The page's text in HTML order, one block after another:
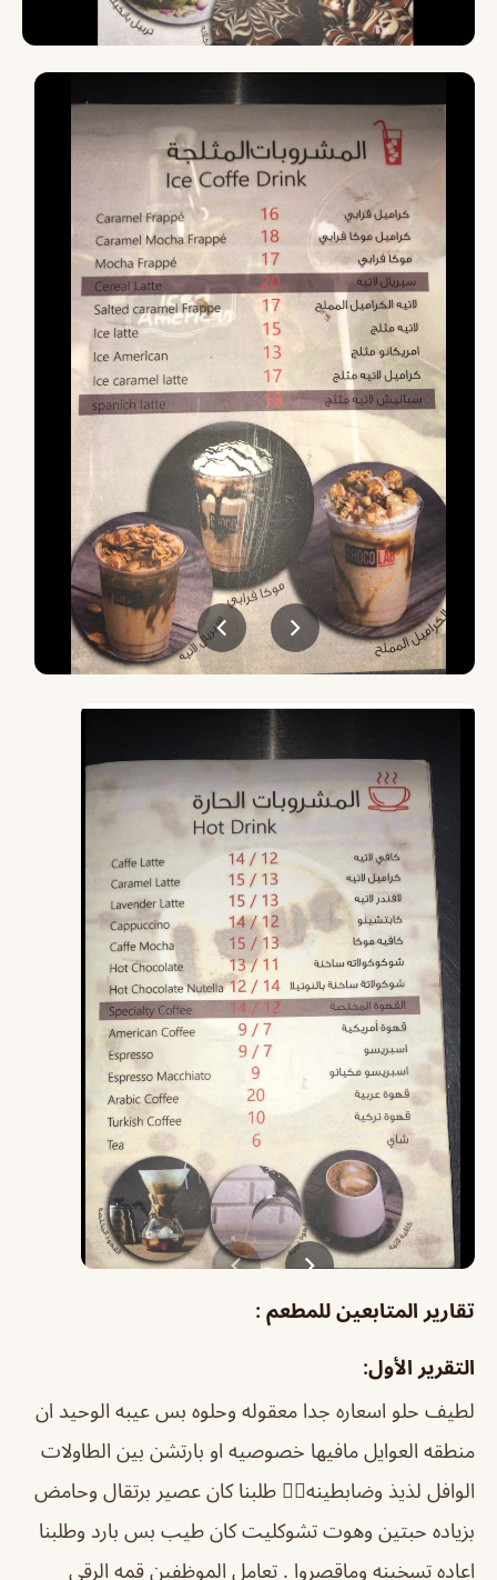
تقارير المتابعين للمطعم :
التقرير الأول:
لطيف حلو اسعاره جدا معقوله وحلوه بس عيبه الوحيد ان
منطقه العوايل مافيها خصوصيه او بارتشن بين الطاولات
الوافل لذيذ وضابطينه👍🏻 طلبنا كان عصير برتقال وحامض
بزياده حبتين وهوت تشوكليت كان طيب بس بارد وطلبنا
اعاده تسخينه وماقصروا . تعامل الموظفين قمه الرقي